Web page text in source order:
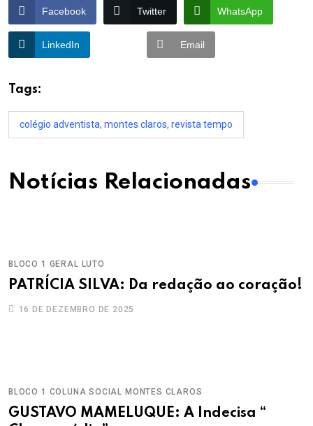
Facebook Twitter WhatsApp
LinkedIn Email
Tags:
colégio adventista, montes claros, revista tempo
Notícias Relacionadas
BLOCO 1 GERAL LUTO
PATRÍCIA SILVA: Da redação ao coração!
16 DE DEZEMBRO DE 2025
BLOCO 1 COLUNA SOCIAL MONTES CLAROS
GUSTAVO MAMELUQUE: A Indecisa “